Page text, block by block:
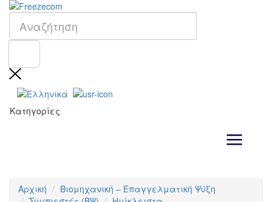
Κατηγορίες
Αρχική
Βιομηχανική – Επαγγελματική Ψύξη